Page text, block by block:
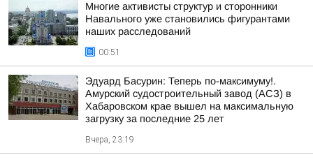
Многие активисты структур и сторонники
Навального уже становились фигурантами
наших расследований
00:51
Эдуард Басурин: Теперь по-максимуму!.
Амурский судостроительный завод (АСЗ) в
Хабаровском крае вышел на максимальную
загрузку за последние 25 лет
Вчера, 23:19